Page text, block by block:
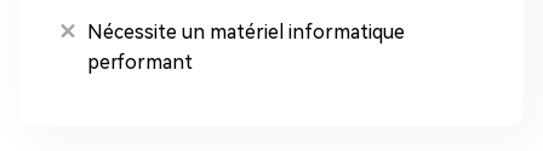
Nécessite un matériel informatique
performant